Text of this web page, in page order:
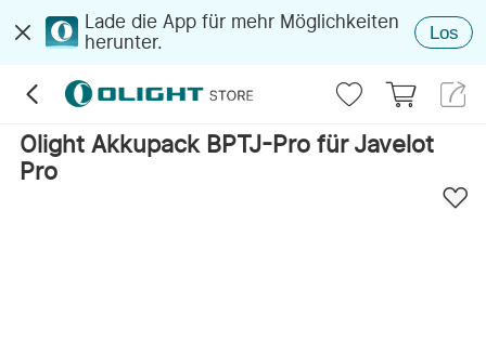
Lade die App für mehr Möglichkeiten
herunter.
Los
Olight Akkupack BPTJ-Pro für Javelot
Pro